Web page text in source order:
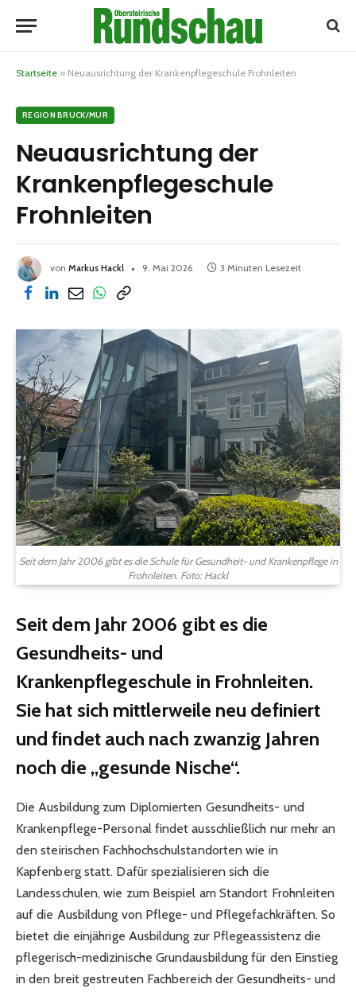
Startseite » Neuausrichtung der Krankenpflegeschule Frohnleiten
REGION BRUCK/MUR
Neuausrichtung der
Krankenpflegeschule
Frohnleiten
von Markus Hackl 9. Mai 2026 3 Minuten Lesezeit
Seit dem Jahr 2006 gibt es die Schule für Gesundheit- und Krankenpflege in
Frohnleiten. Foto: Hackl
Seit dem Jahr 2006 gibt es die
Gesundheits- und
Krankenpflegeschule in Frohnleiten.
Sie hat sich mittlerweile neu definiert
und findet auch nach zwanzig Jahren
noch die „gesunde Nische“.
Die Ausbildung zum Diplomierten Gesundheits- und
Krankenpflege-Personal findet ausschließlich nur mehr an
den steirischen Fachhochschulstandorten wie in
Kapfenberg statt. Dafür spezialisieren sich die
Landesschulen, wie zum Beispiel am Standort Frohnleiten
auf die Ausbildung von Pflege- und Pflegefachkräften. So
bietet die einjährige Ausbildung zur Pflegeassistenz die
pflegerisch-medizinische Grundausbildung für den Einstieg
in den breit gestreuten Fachbereich der Gesundheits- und